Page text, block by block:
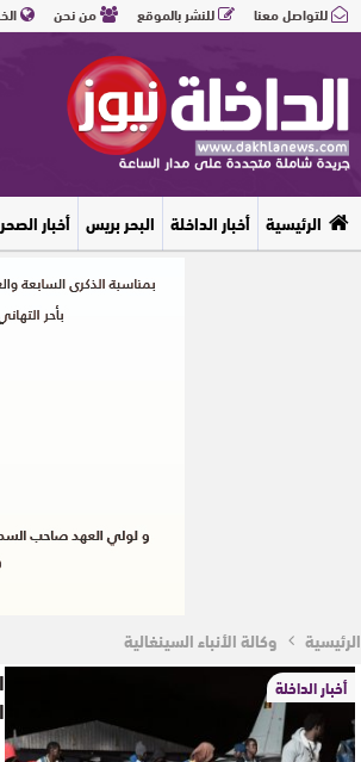
للتواصل معنا للنشر بالموقع من نحن
الرئيسية أخبار الداخلة البحر بريس أخبار
الرئيسية وكالة الأنباء السينغالية
أخبار الداخلة